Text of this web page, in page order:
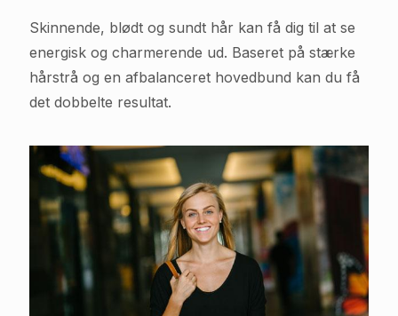
Skinnende, blødt og sundt hår kan få dig til at se
energisk og charmerende ud. Baseret på stærke
hårstrå og en afbalanceret hovedbund kan du få
det dobbelte resultat.